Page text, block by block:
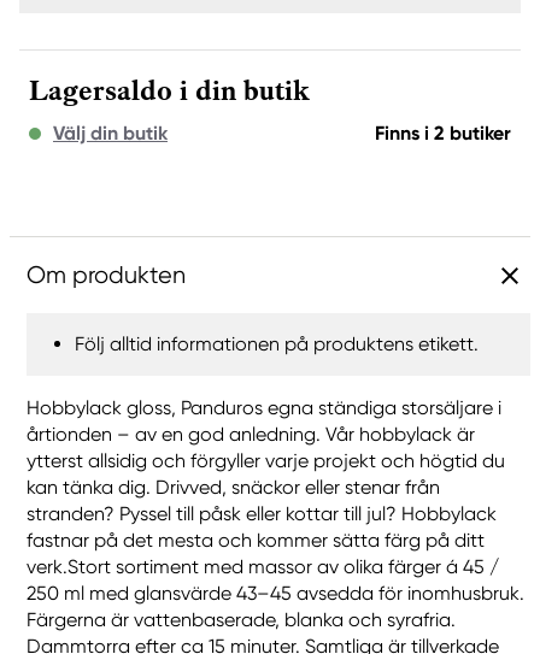
Lagersaldo i din butik
Välj din butik Finns i 2 butiker
Om produkten
Följ alltid informationen på produktens etikett.
Hobbylack gloss, Panduros egna ständiga storsäljare i
årtionden – av en god anledning. Vår hobbylack är
ytterst allsidig och förgyller varje projekt och högtid du
kan tänka dig. Drivved, snäckor eller stenar från
stranden? Pyssel till påsk eller kottar till jul? Hobbylack
fastnar på det mesta och kommer sätta färg på ditt
verk.Stort sortiment med massor av olika färger á 45 /
250 ml med glansvärde 43–45 avsedda för inomhusbruk.
Färgerna är vattenbaserade, blanka och syrafria.
Dammtorra efter ca 15 minuter. Samtliga är tillverkade